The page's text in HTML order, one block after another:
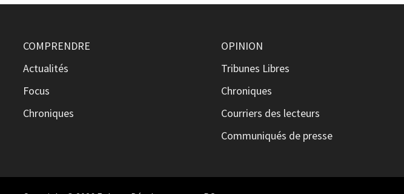
COMPRENDRE
Actualités
Focus
Chroniques
OPINION
Tribunes Libres
Chroniques
Courriers des lecteurs
Communiqués de presse